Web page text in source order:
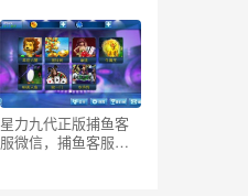
星力九代正版捕鱼客
服微信，捕鱼客服微